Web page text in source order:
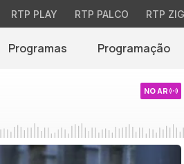
RTP PLAY RTP PALCO RTP
Programas Programação
NO AR